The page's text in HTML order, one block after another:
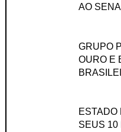
AO
GRUPO
OURO E
ESTADO
SEUS 10